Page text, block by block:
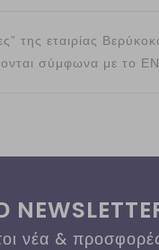
της εταιρίας
σύμφωνα με το
νέα &